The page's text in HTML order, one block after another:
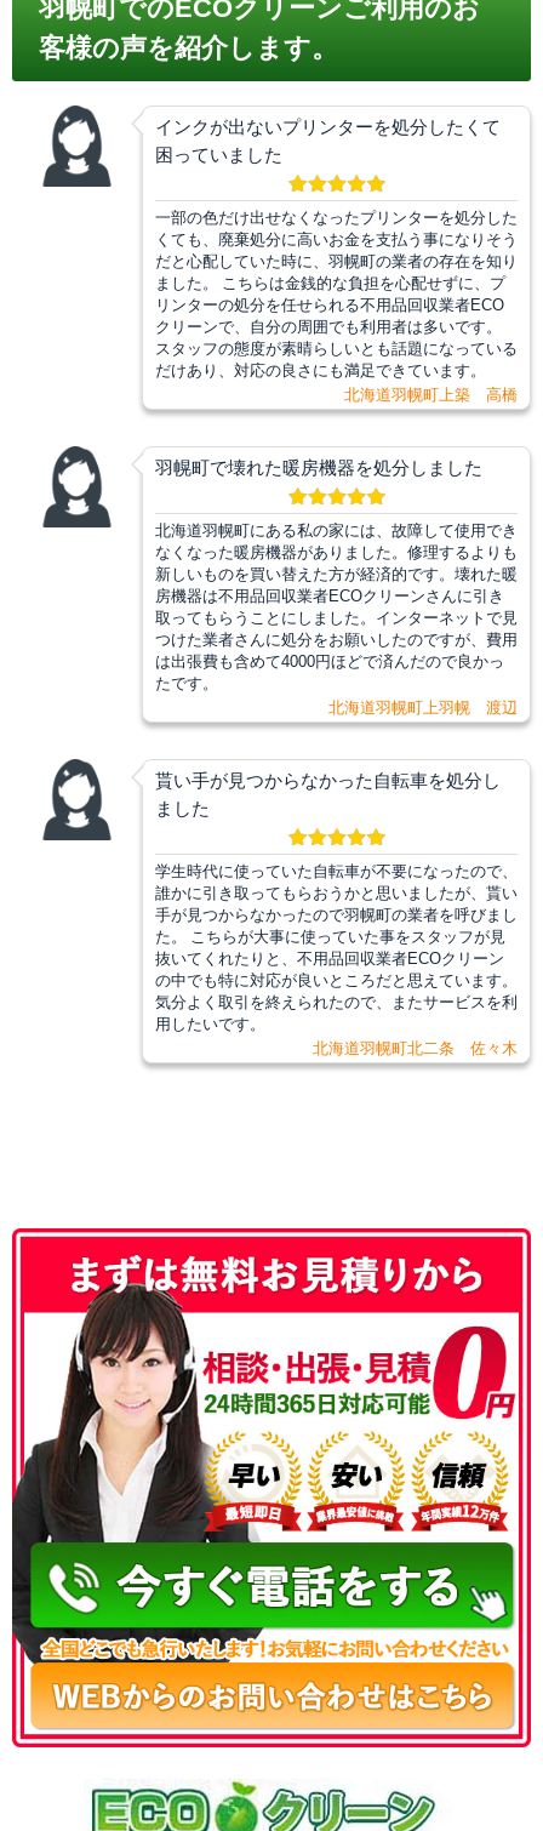
羽幌町でのECOクリーンご利用のお
客様の声を紹介します。
インクが出ないプリンターを処分したくて
困っていました
一部の色だけ出せなくなったプリンターを処分した
くても、廃棄処分に高いお金を支払う事になりそう
だと心配していた時に、羽幌町の業者の存在を知り
ました。 こちらは金銭的な負担を心配せずに、プ
リンターの処分を任せられる不用品回収業者ECO
クリーンで、自分の周囲でも利用者は多いです。
スタッフの態度が素晴らしいとも話題になっている
だけあり、対応の良さにも満足できています。
北海道羽幌町上築 高橋
羽幌町で壊れた暖房機器を処分しました
北海道羽幌町にある私の家には、故障して使用でき
なくなった暖房機器がありました。修理するよりも
新しいものを買い替えた方が経済的です。壊れた暖
房機器は不用品回収業者ECOクリーンさんに引き
取ってもらうことにしました。インターネットで見
つけた業者さんに処分をお願いしたのですが、費用
は出張費も含めて4000円ほどで済んだので良かっ
たです。
北海道羽幌町上羽幌 渡辺
貰い手が見つからなかった自転車を処分し
ました
学生時代に使っていた自転車が不要になったので、
誰かに引き取ってもらおうかと思いましたが、貰い
手が見つからなかったので羽幌町の業者を呼びまし
た。 こちらが大事に使っていた事をスタッフが見
抜いてくれたりと、不用品回収業者ECOクリーン
の中でも特に対応が良いところだと思えています。
気分よく取引を終えられたので、またサービスを利
用したいです。
北海道羽幌町北二条 佐々木
050-3186-4780